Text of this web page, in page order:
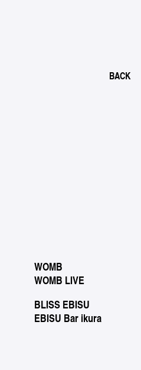
BACK
WOMB
WOMB LIVE
BLISS EBISU
EBISU Bar ikura